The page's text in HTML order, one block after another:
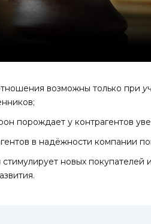
возможны только при
порождает у контрагентов
в надёжности компании
стимулирует новых